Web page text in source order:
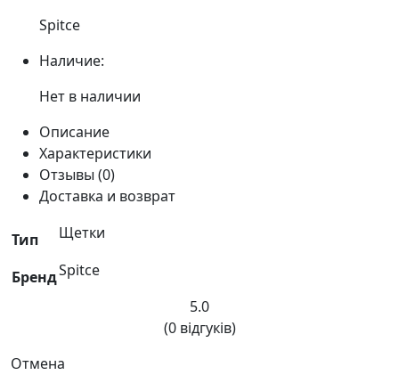
Spitce
Наличие:
Нет в наличии
Описание
Характеристики
Отзывы (0)
Доставка и возврат
Тип Щетки
БрендSpitce
5.0
(0 відгуків)
Отмена